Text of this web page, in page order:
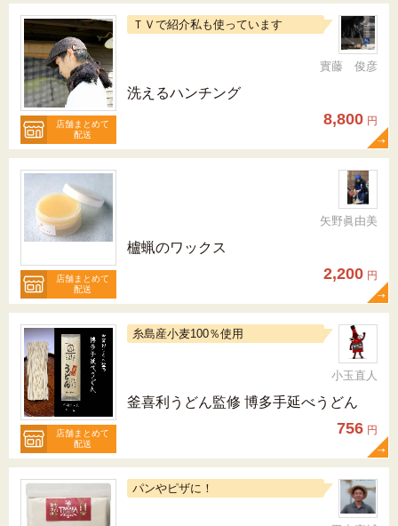
店舗まとめて
配送
ＴＶで紹介私も使っています
實藤 俊彦
洗えるハンチング
8,800 円
店舗まとめて
配送
矢野眞由美
櫨蝋のワックス
2,200 円
店舗まとめて
配送
糸島産小麦100％使用
小玉直人
釜喜利うどん監修 博多手延べうどん
756 円
パンやピザに！